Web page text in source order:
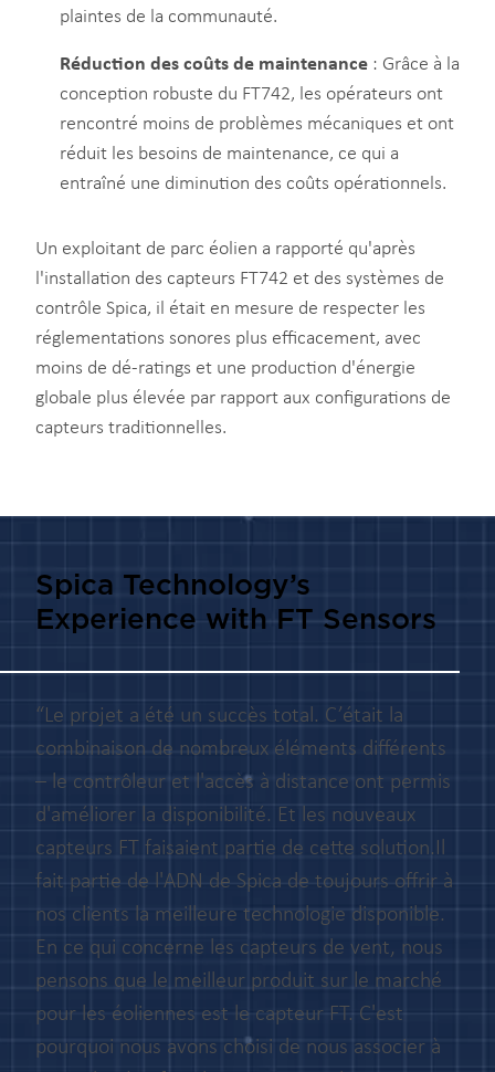
plaintes de la communauté.
Réduction des coûts de maintenance : Grâce à la
conception robuste du FT742, les opérateurs ont
rencontré moins de problèmes mécaniques et ont
réduit les besoins de maintenance, ce qui a
entraîné une diminution des coûts opérationnels.
Un exploitant de parc éolien a rapporté qu'après
l'installation des capteurs FT742 et des systèmes de
contrôle Spica, il était en mesure de respecter les
réglementations sonores plus efficacement, avec
moins de dé-ratings et une production d'énergie
globale plus élevée par rapport aux configurations de
capteurs traditionnelles.
Spica Technology’s
Experience with FT Sensors
“Le projet a été un succès total. C’était la
combinaison de nombreux éléments différents
– le contrôleur et l'accès à distance ont permis
d'améliorer la disponibilité. Et les nouveaux
capteurs FT faisaient partie de cette solution.Il
fait partie de l'ADN de Spica de toujours offrir à
nos clients la meilleure technologie disponible.
En ce qui concerne les capteurs de vent, nous
pensons que le meilleur produit sur le marché
pour les éoliennes est le capteur FT. C'est
pourquoi nous avons choisi de nous associer à